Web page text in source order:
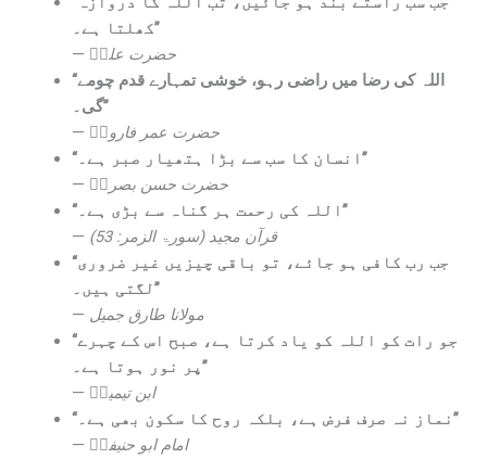
کھلتا ہے۔”
— حضرت علیؓ
“اللہ کی رضا میں راضی رہو، خوشی تمہارے قدم چومے
گی۔”
— حضرت عمر فاروقؓ
“انسان کا سب سے بڑا ہتھیار صبر ہے۔”
— حضرت حسن بصریؒ
“اللہ کی رحمت ہر گناہ سے بڑی ہے۔”
—
قرآن مجید (سورۃ الزمر: 53)
“جب رب کافی ہو جائے، تو باقی چیزیں غیر ضروری
لگتی ہیں۔”
— مولانا طارق جمیل
“جو رات کو اللہ کو یاد کرتا ہے، صبح اس کے چہرے
پر نور ہوتا ہے۔”
— ابن تیمیہؒ
“نماز نہ صرف فرض ہے، بلکہ روح کا سکون بھی ہے۔”
— امام ابو حنیفہؒ